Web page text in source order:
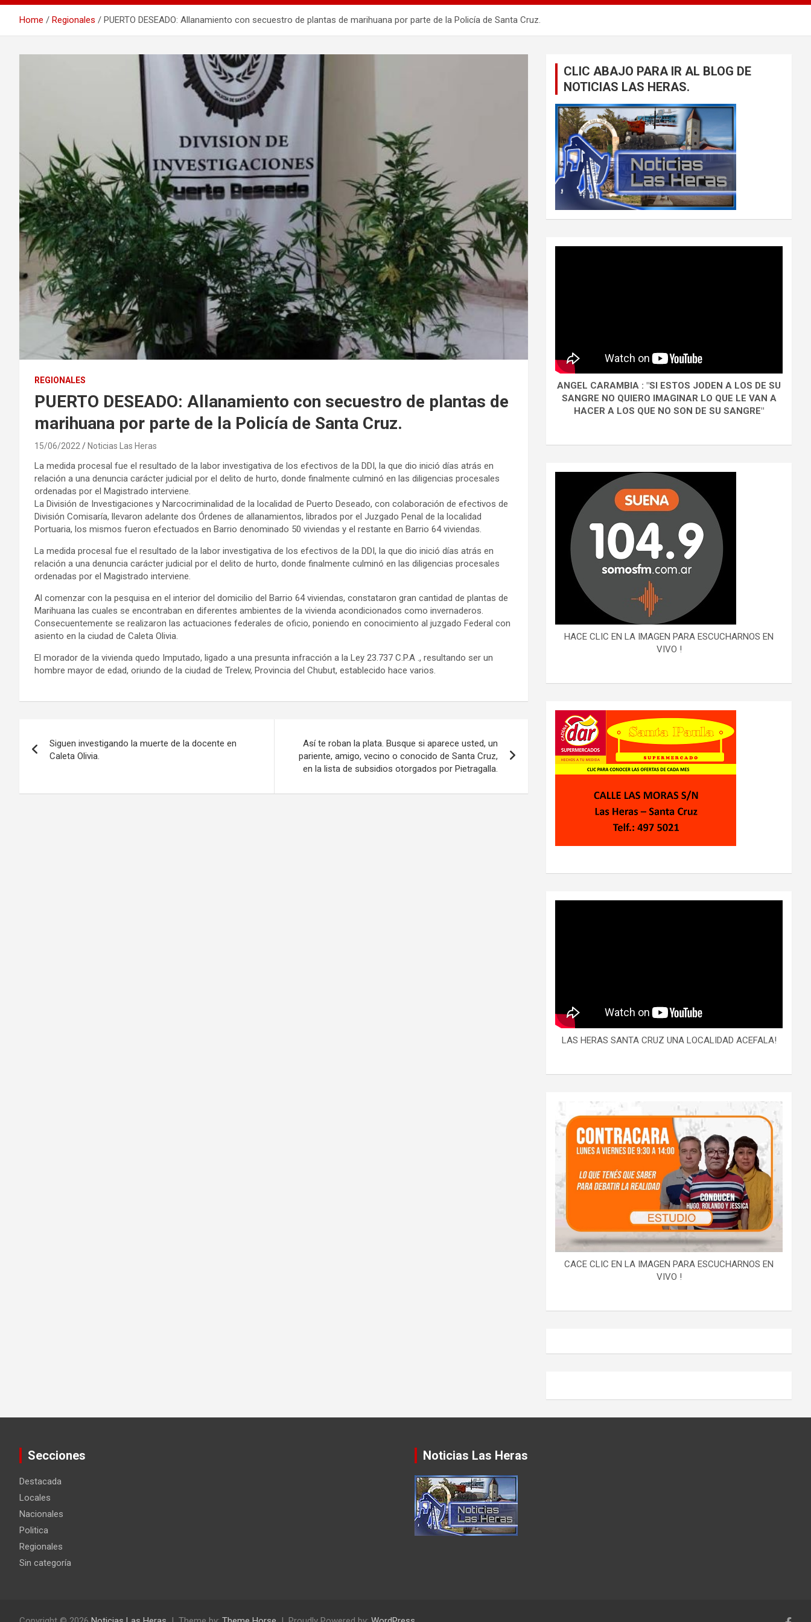
Home Regionales PUERTO DESEADO: Allanamiento con secuestro de plantas de marihuana por parte de la Policía de Santa Cruz.
REGIONALES
PUERTO DESEADO: Allanamiento con secuestro de plantas de
marihuana por parte de la Policía de Santa Cruz.
15/06/2022 Noticias Las Heras
La medida procesal fue el resultado de la labor investigativa de los efectivos de la DDI, la que dio inició días atrás en
relación a una denuncia carácter judicial por el delito de hurto, donde finalmente culminó en las diligencias procesales
ordenadas por el Magistrado interviene.
La División de Investigaciones y Narcocriminalidad de la localidad de Puerto Deseado, con colaboración de efectivos de
División Comisaría, llevaron adelante dos Órdenes de allanamientos, librados por el Juzgado Penal de la localidad
Portuaria, los mismos fueron efectuados en Barrio denominado 50 viviendas y el restante en Barrio 64 viviendas.
La medida procesal fue el resultado de la labor investigativa de los efectivos de la DDI, la que dio inició días atrás en
relación a una denuncia carácter judicial por el delito de hurto, donde finalmente culminó en las diligencias procesales
ordenadas por el Magistrado interviene.
Al comenzar con la pesquisa en el interior del domicilio del Barrio 64 viviendas, constataron gran cantidad de plantas de
Marihuana las cuales se encontraban en diferentes ambientes de la vivienda acondicionados como invernaderos.
Consecuentemente se realizaron las actuaciones federales de oficio, poniendo en conocimiento al juzgado Federal con
asiento en la ciudad de Caleta Olivia.
El morador de la vivienda quedo Imputado, ligado a una presunta infracción a la Ley 23.737 C.P.A ., resultando ser un
hombre mayor de edad, oriundo de la ciudad de Trelew, Provincia del Chubut, establecido hace varios.
de
Siguen investigando la muerte de la docente en
Caleta Olivia.
Así te roban la plata. Busque si aparece usted, un
pariente, amigo, vecino o conocido de Santa Cruz,
en la lista de subsidios otorgados por Pietragalla.
CLIC ABAJO PARA IR AL BLOG DE
NOTICIAS LAS HERAS.
ANGEL CARAMBIA : "SI ESTOS JODEN A LOS DE SU
SANGRE NO QUIERO IMAGINAR LO QUE LE VAN A
HACER A LOS QUE NO SON DE SU SANGRE"
HACE CLIC EN LA IMAGEN PARA ESCUCHARNOS EN
VIVO !
LAS HERAS SANTA CRUZ UNA LOCALIDAD ACEFALA!
CACE CLIC EN LA IMAGEN PARA ESCUCHARNOS EN
VIVO !
Secciones
Destacada
Locales
Nacionales
Politica
Regionales
Sin categoría
Noticias Las Heras